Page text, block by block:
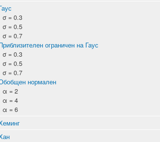
σ = 0.3
σ = 0.5
σ = 0.7
ограничен на Гаус
σ = 0.3
σ = 0.5
σ = 0.7
нормален
α = 2
α = 4
α = 6